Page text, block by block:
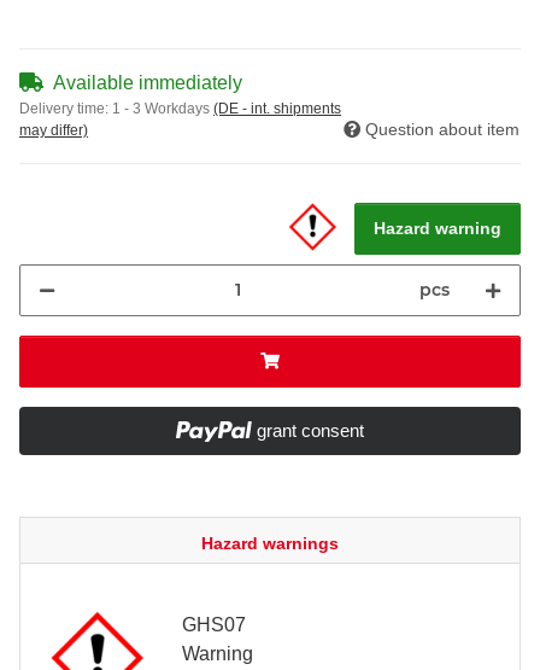
Available immediately
Delivery time: 1 - 3 Workdays (DE - int. shipments
may differ)
Question about item
Hazard warning
pcs
grant consent
Hazard warnings
GHS07
Warning